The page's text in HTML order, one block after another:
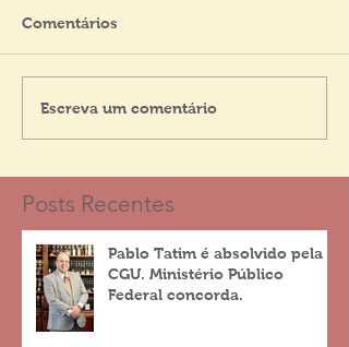
Comentários
Escreva um comentário
Posts Recentes
Pablo Tatim é absolvido pela
CGU. Ministério Público
Federal concorda.